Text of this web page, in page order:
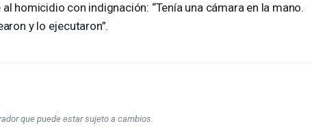
homicidio con indignación: “Tenía una cámara en la mano.
y lo ejecutaron”.
que puede estar sujeto a cambios.